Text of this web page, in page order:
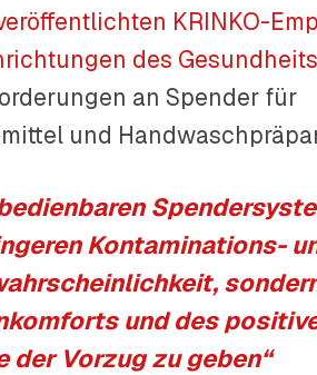
KRINKO-
des
an Spender für
und
Kontaminations-
und des
der Vorzug zu geben“